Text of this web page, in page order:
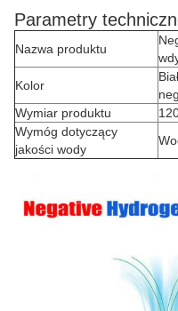
Parametry
Nazwa produktu
Kolor
Wymiar produktu
Wymóg dotyczący
jakości wody